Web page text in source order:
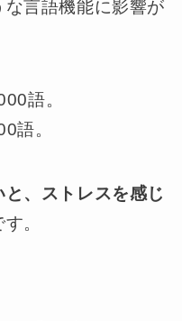
言語機能に影響が
語。
語。
、ストレスを感じ
。